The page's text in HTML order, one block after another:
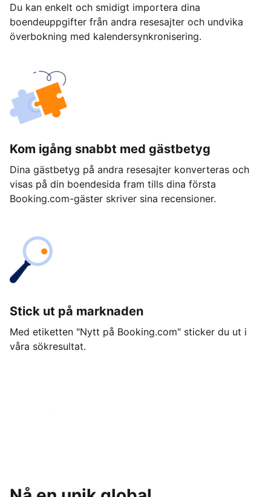
Du kan enkelt och smidigt importera dina
boendeuppgifter från andra resesajter och undvika
överbokning med kalendersynkronisering.
Kom igång snabbt med gästbetyg
Dina gästbetyg på andra resesajter konverteras och
visas på din boendesida fram tills dina första
Booking.com-gäster skriver sina recensioner.
Stick ut på marknaden
Med etiketten "Nytt på Booking.com" sticker du ut i
våra sökresultat.
Kom igång idag